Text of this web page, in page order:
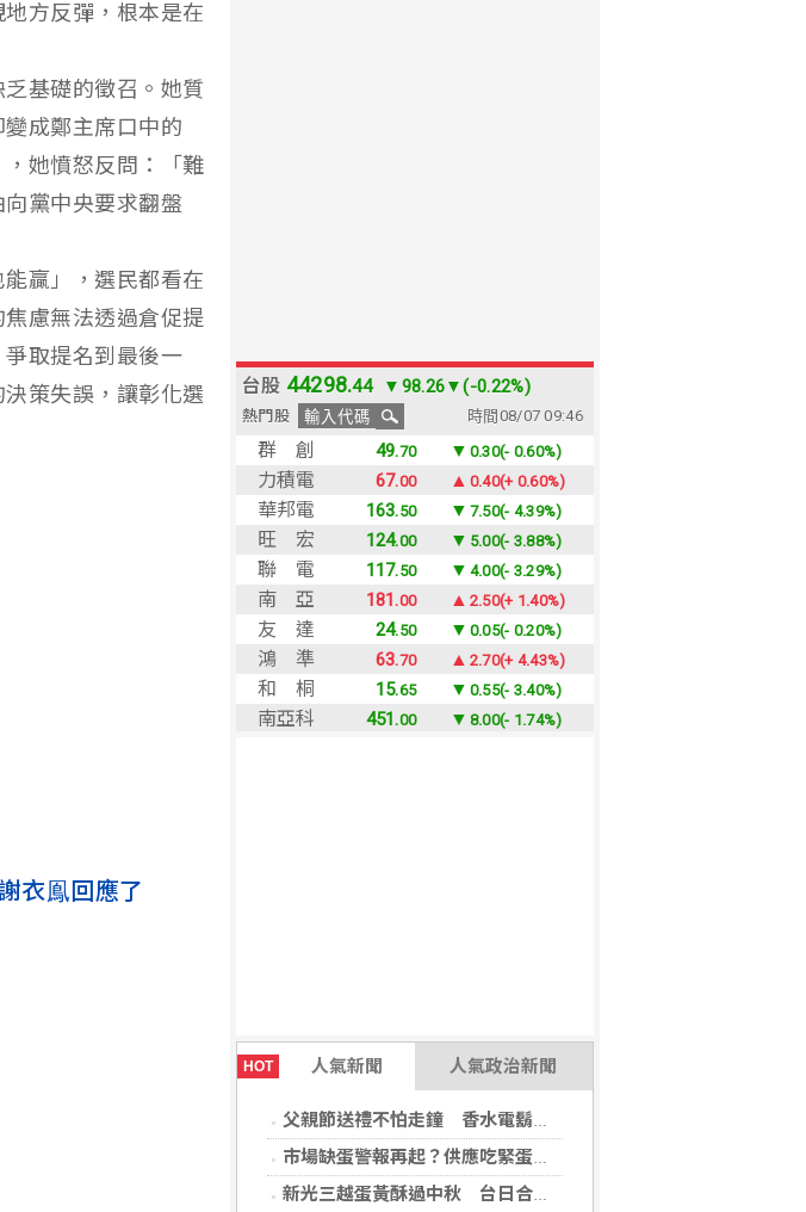
HOT 人氣新聞 人氣政治新聞
父親節送禮不怕走鐘 香水電鬍刀千年不敗
市場缺蛋警報再起？供應吃緊蛋價蠢蠢欲動
新光三越蛋黃酥過中秋 台日合作開發話題新品
方反彈，根本是在
基礎的徵召。她質
成鄭主席口中的
，她憤怒反問：「難
黨中央要求翻盤
贏」，選民都看在
慮無法透過倉促提
取提名到最後一
策失誤，讓彰化選
衣鳯回應了